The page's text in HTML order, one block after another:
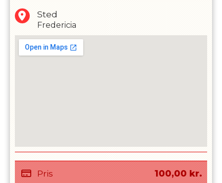
Sted
Fredericia
Pris 100,00 kr.